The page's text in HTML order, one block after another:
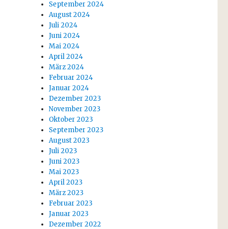
September 2024
August 2024
Juli 2024
Juni 2024
Mai 2024
April 2024
März 2024
Februar 2024
Januar 2024
Dezember 2023
November 2023
Oktober 2023
September 2023
August 2023
Juli 2023
Juni 2023
Mai 2023
April 2023
März 2023
Februar 2023
Januar 2023
Dezember 2022